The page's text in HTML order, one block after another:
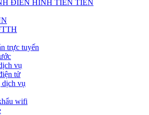
ĐIỂN HÌNH TIÊN TIẾN
trực tuyến
vụ
tử
dịch vụ
wifi